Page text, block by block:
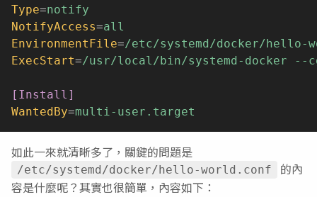
Type=notify
NotifyAccess=all
EnvironmentFile=/etc/systemd/docker/hello-
ExecStart=/usr/local/bin/systemd-docker --
[Install]
WantedBy=multi-user.target
如此一來就清晰多了，關鍵的問題是
/etc/systemd/docker/hello-world.conf
的內
容是什麼呢？其實也很簡單，內容如下：